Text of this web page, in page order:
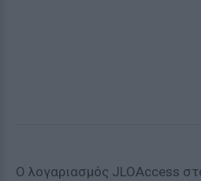
Ο λογαριασμός JLOAccess